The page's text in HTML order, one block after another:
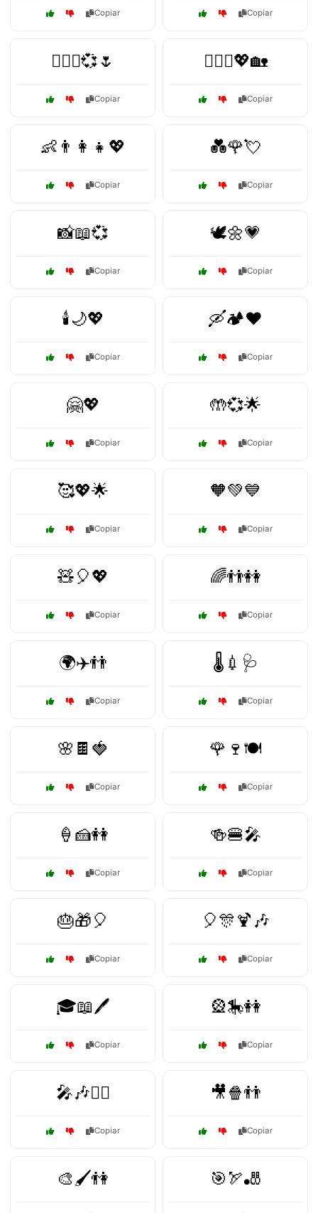
Copiar Copiar
👩‍❤️‍👨💞🌷
Copiar
👩‍❤️‍👩💖🏡
Copiar
👶👨‍👩‍👧💖
Copiar
💑🌹💘
Copiar
📸📖💞
Copiar
🕊️🌼💗
Copiar
🕯️🌙💖
Copiar
🛶🏕️❤️
Copiar
🤗💖
Copiar
🤲💞🌟
Copiar
🥰💖🌟
Copiar
🧡💚💙
Copiar
🧸🎈💖
Copiar
🌈👬👭
Copiar
🌍✈️👬
Copiar
🌡️💉🩺
Copiar
🌸🍫🍓
Copiar
🌹🍷🍽️
Copiar
🍦🍰👭
Copiar
🍻🍔🎤
Copiar
🎂🎁🎈
Copiar
🎈🎊🍹🎶
Copiar
🎓📖🖊️
Copiar
🎡🎠👭
Copiar
🎤🎶👯‍♂️
Copiar
🎥🍿👬
Copiar
🎨🖌️👫 🎯🏹🎳